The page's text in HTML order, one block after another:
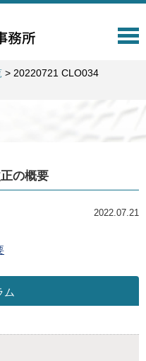
T
a
i
> 20220721 CLO034
の概要
2022.07.21
ム